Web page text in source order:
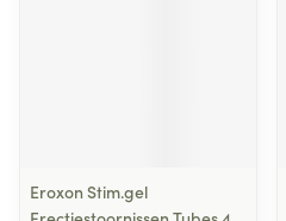
Eroxon Stim.gel